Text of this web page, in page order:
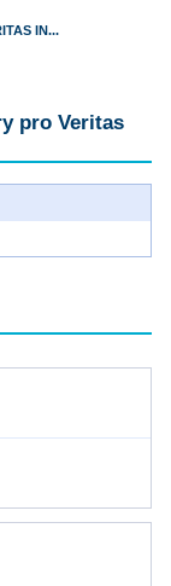
IN...
pro Veritas